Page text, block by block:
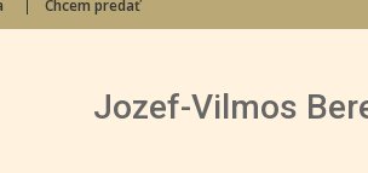
Chcem predať
Jozef-Vilmos